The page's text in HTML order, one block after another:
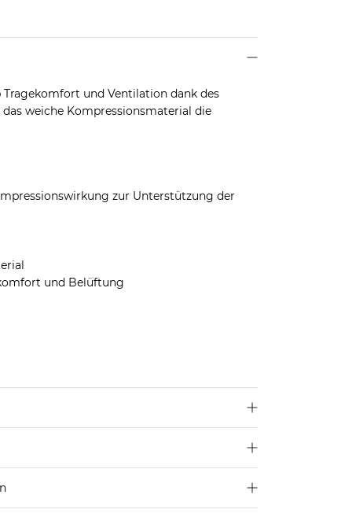
und Ventilation dank des
weiche Kompressionsmaterial die
zur Unterstützung der
und Belüftung